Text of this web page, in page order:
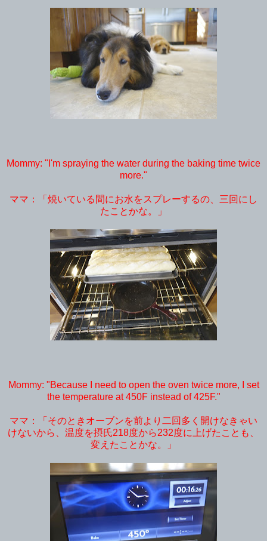
Mommy: "I'm spraying the water during the baking time twice
more."
ママ：「焼いている間にお水をスプレーするの、三回にし
たことかな。」
Mommy: "Because I need to open the oven twice more, I set
the temperature at 450F instead of 425F."
ママ：「そのときオーブンを前より二回多く開けなきゃい
けないから、温度を摂氏218度から232度に上げたことも、
変えたことかな。」